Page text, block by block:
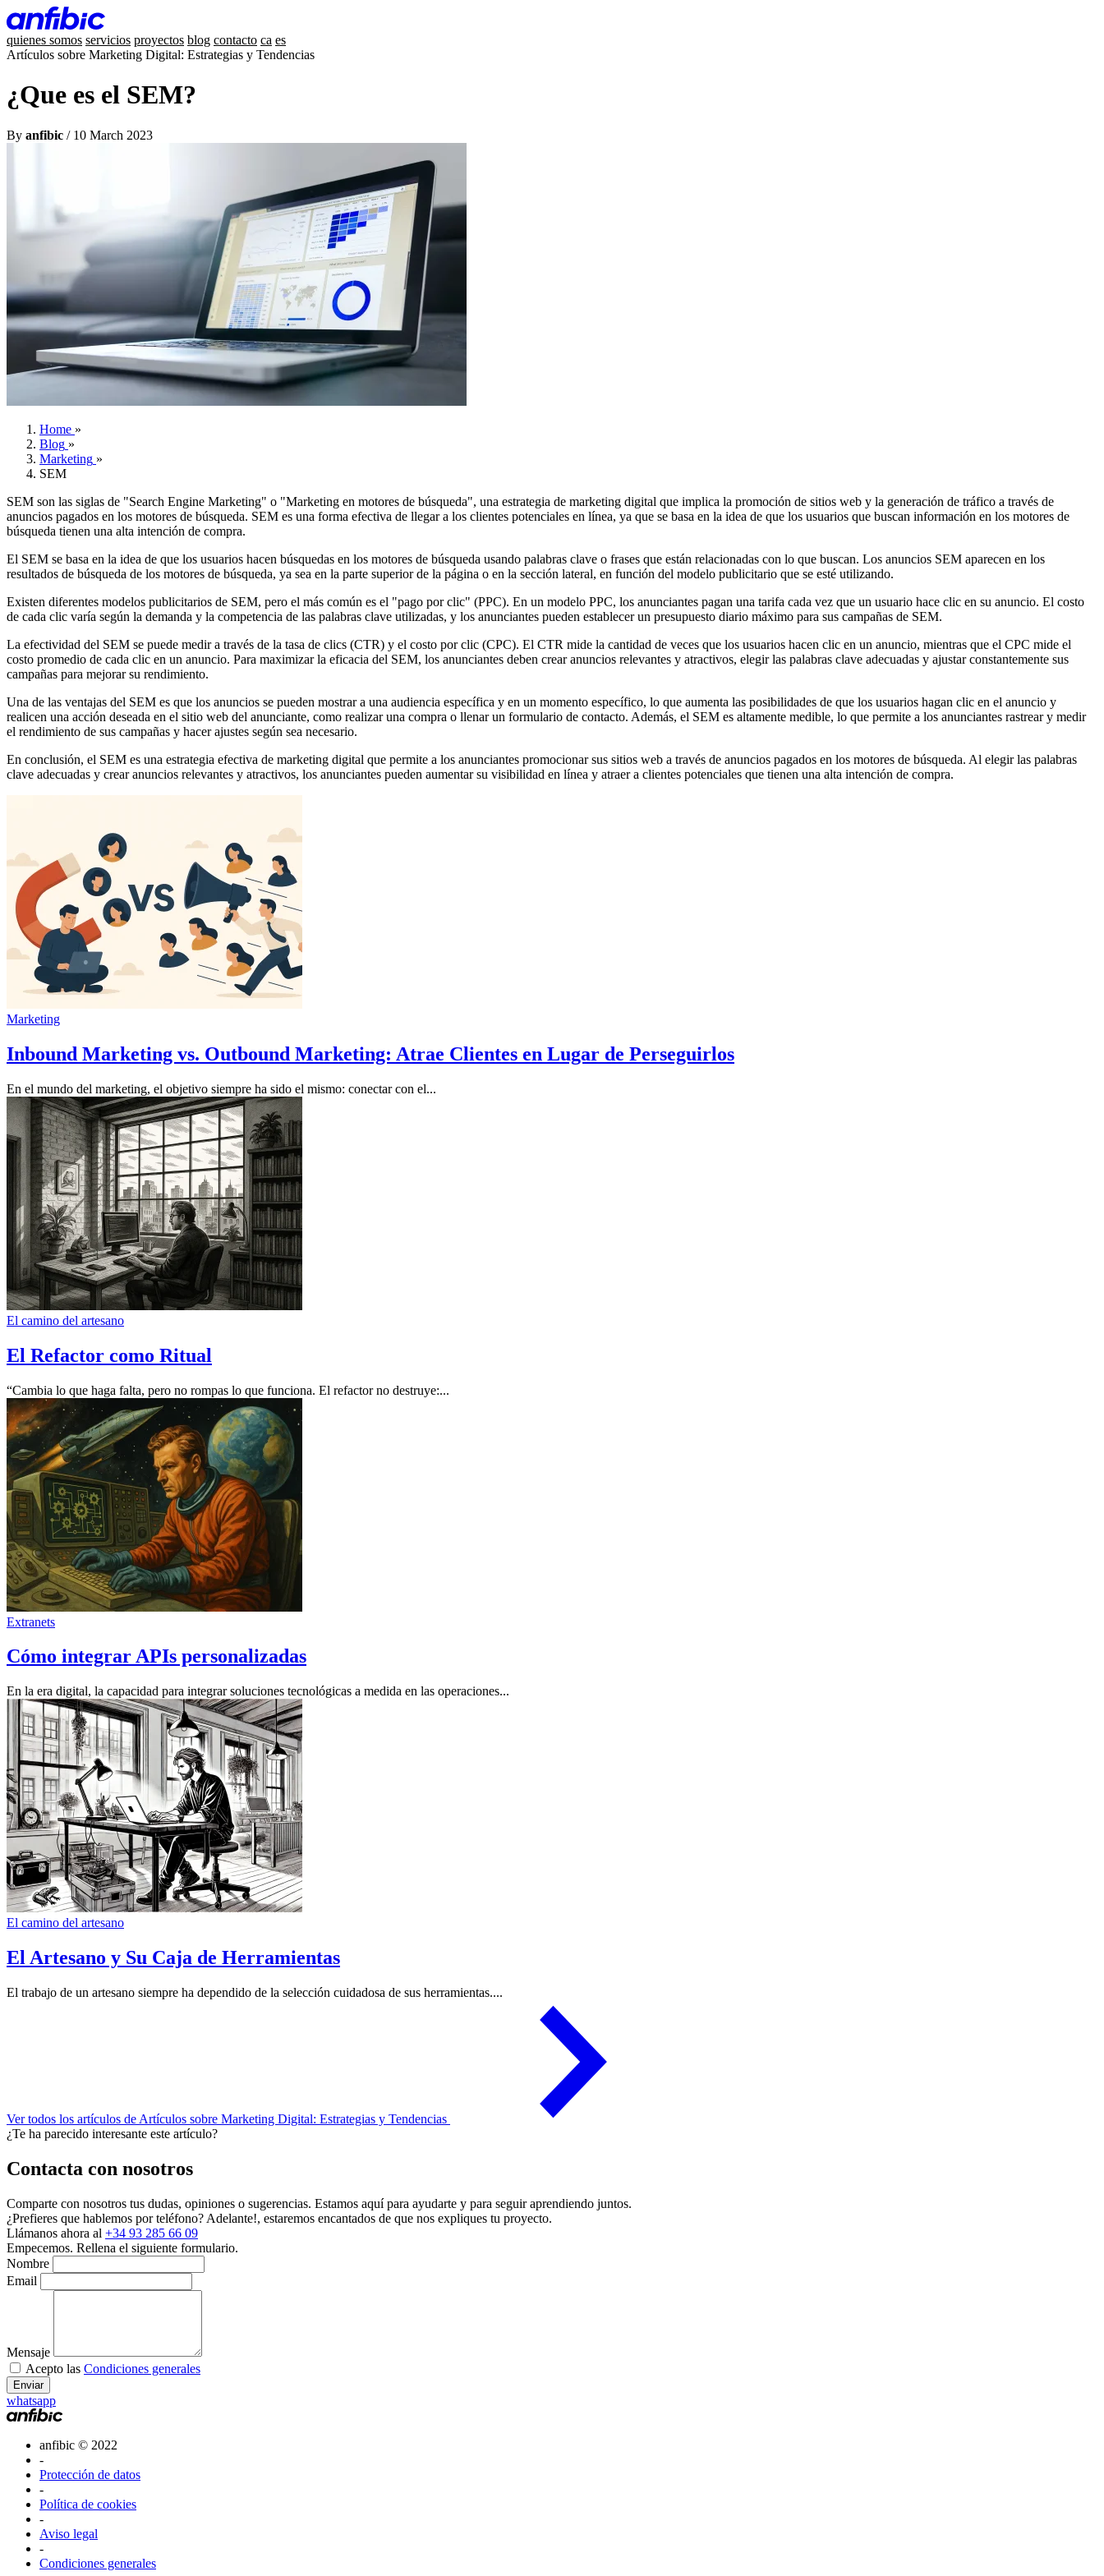
quienes somos servicios proyectos blog contacto ca es
Artículos sobre Marketing Digital: Estrategias y Tendencias
¿Que es el SEM?
By anfibic / 10 March 2023
Home »
Blog »
Marketing »
SEM
SEM son las siglas de "Search Engine Marketing" o "Marketing en motores de búsqueda", una estrategia de marketing digital que implica la promoción de sitios web y la generación de tráfico a través de
anuncios pagados en los motores de búsqueda. SEM es una forma efectiva de llegar a los clientes potenciales en línea, ya que se basa en la idea de que los usuarios que buscan información en los motores de
búsqueda tienen una alta intención de compra.
El SEM se basa en la idea de que los usuarios hacen búsquedas en los motores de búsqueda usando palabras clave o frases que están relacionadas con lo que buscan. Los anuncios SEM aparecen en los
resultados de búsqueda de los motores de búsqueda, ya sea en la parte superior de la página o en la sección lateral, en función del modelo publicitario que se esté utilizando.
Existen diferentes modelos publicitarios de SEM, pero el más común es el "pago por clic" (PPC). En un modelo PPC, los anunciantes pagan una tarifa cada vez que un usuario hace clic en su anuncio. El costo
de cada clic varía según la demanda y la competencia de las palabras clave utilizadas, y los anunciantes pueden establecer un presupuesto diario máximo para sus campañas de SEM.
La efectividad del SEM se puede medir a través de la tasa de clics (CTR) y el costo por clic (CPC). El CTR mide la cantidad de veces que los usuarios hacen clic en un anuncio, mientras que el CPC mide el
costo promedio de cada clic en un anuncio. Para maximizar la eficacia del SEM, los anunciantes deben crear anuncios relevantes y atractivos, elegir las palabras clave adecuadas y ajustar constantemente sus
campañas para mejorar su rendimiento.
Una de las ventajas del SEM es que los anuncios se pueden mostrar a una audiencia específica y en un momento específico, lo que aumenta las posibilidades de que los usuarios hagan clic en el anuncio y
realicen una acción deseada en el sitio web del anunciante, como realizar una compra o llenar un formulario de contacto. Además, el SEM es altamente medible, lo que permite a los anunciantes rastrear y medir
el rendimiento de sus campañas y hacer ajustes según sea necesario.
En conclusión, el SEM es una estrategia efectiva de marketing digital que permite a los anunciantes promocionar sus sitios web a través de anuncios pagados en los motores de búsqueda. Al elegir las palabras
clave adecuadas y crear anuncios relevantes y atractivos, los anunciantes pueden aumentar su visibilidad en línea y atraer a clientes potenciales que tienen una alta intención de compra.
Marketing
Inbound Marketing vs. Outbound Marketing: Atrae Clientes en Lugar de Perseguirlos
En el mundo del marketing, el objetivo siempre ha sido el mismo: conectar con el...
El camino del artesano
El Refactor como Ritual
“Cambia lo que haga falta, pero no rompas lo que funciona. El refactor no destruye:...
Extranets
Cómo integrar APIs personalizadas
En la era digital, la capacidad para integrar soluciones tecnológicas a medida en las operaciones...
El camino del artesano
El Artesano y Su Caja de Herramientas
El trabajo de un artesano siempre ha dependido de la selección cuidadosa de sus herramientas....
Ver todos los artículos de Artículos sobre Marketing Digital: Estrategias y Tendencias
¿Te ha parecido interesante este artículo?
Contacta con nosotros
Comparte con nosotros tus dudas, opiniones o sugerencias. Estamos aquí para ayudarte y para seguir aprendiendo juntos.
¿Prefieres que hablemos por teléfono? Adelante!, estaremos encantados de que nos expliques tu proyecto.
Llámanos ahora al +34 93 285 66 09
Empecemos. Rellena el siguiente formulario.
Nombre
Email
Mensaje
Acepto las Condiciones generales
Enviar
whatsapp
anfibic © 2022
-
Protección de datos
-
Política de cookies
-
Aviso legal
-
Condiciones generales